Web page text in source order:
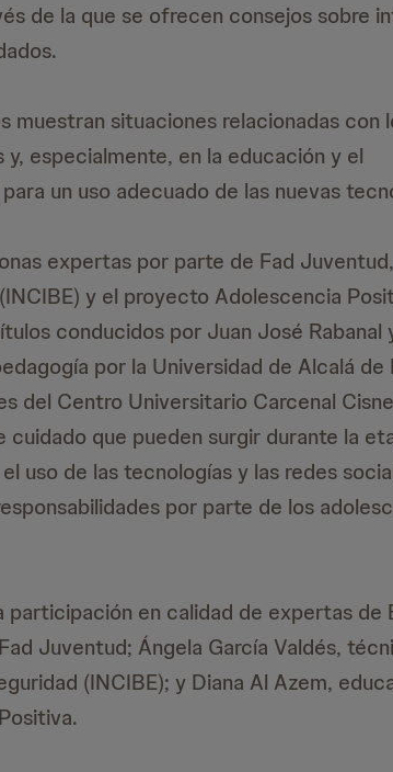
de la que se ofrecen consejos sobre
muestran situaciones relacionadas con
especialmente, en la educación y el
un uso adecuado de las nuevas
expertas por parte de Fad
y el proyecto Adolescencia
conducidos por Juan José Rabanal
por la Universidad de Alcalá de
del Centro Universitario Carcenal
cuidado que pueden surgir durante la
uso de las tecnologías y las redes
por parte de los
participación en calidad de expertas de
Juventud; Ángela García Valdés,
(INCIBE); y Diana Al Azem,